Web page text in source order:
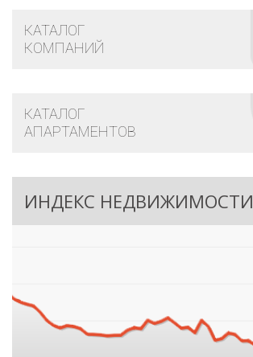
КАТАЛОГ
КОМПАНИЙ
КАТАЛОГ
АПАРТАМЕНТОВ
ИНДЕКС НЕДВИЖИМОСТИ